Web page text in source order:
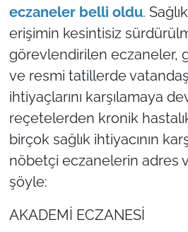
eczaneler belli oldu.
erişimin kesintisiz
görevlendirilen eczaneler,
ve resmi tatillerde
ihtiyaçlarını karşılamaya
reçetelerden kronik
birçok sağlık ihtiyacının
nöbetçi eczanelerin adres
şöyle:
AKADEMİ ECZANESİ